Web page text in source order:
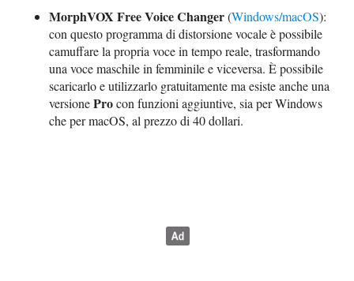
MorphVOX Free Voice Changer(Windows/macOS):
con questo programma di distorsione vocale è possibile
camuffare la propria voce in tempo reale, trasformando
una voce maschile in femminile e viceversa. È possibile
scaricarlo e utilizzarlo gratuitamente ma esiste anche una
versioneProcon funzioni aggiuntive, sia per Windows
che per macOS, al prezzo di 40 dollari.